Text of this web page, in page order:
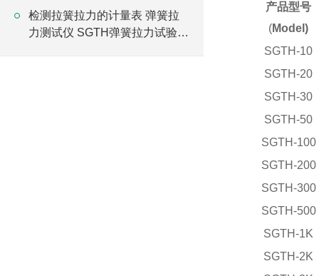
检测拉簧拉力的计量表 弹簧拉
力测试仪 SGTH弹簧拉力试验仪
产品型号
(Model)
SGTH-10
SGTH-20
SGTH-30
SGTH-50
SGTH-100
SGTH-200
SGTH-300
SGTH-500
SGTH-1K
SGTH-2K